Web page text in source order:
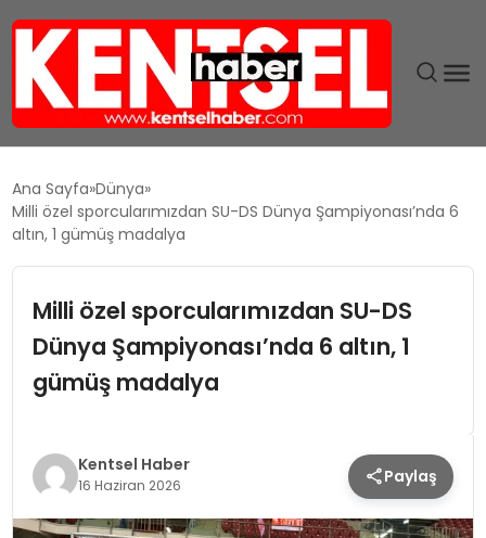
GÜNDEM
EĞITIM
TEKNOLOJI
MAGAZIN
KÜLTÜR & SANAT
Ana Sayfa Dünya
Milli özel sporcularımızdan SU-DS Dünya Şampiyonası’nda 6
altın, 1 gümüş madalya
Milli özel sporcularımızdan SU-DS
Dünya Şampiyonası’nda 6 altın, 1
gümüş madalya
Kentsel Haber
16 Haziran 2026 Paylaş